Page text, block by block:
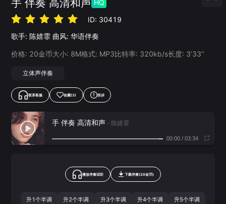
手 伴奏 高清和声 HQ
ID: 30419
歌手: 陈婧霏 曲风: 华语伴奏
价格: 20金币大小: 8M格式: MP3比特率: 320kb/s长度: 3‘33’‘
立体声伴奏
联系客服 收藏(3) 投诉
手 伴奏 高清和声 - 陈婧霏
00:00/ 03:34
播放伴奏试听 下载伴奏(20金币)
升1个半调 升2个半调 升3个半调 升4个半调 升5个半调